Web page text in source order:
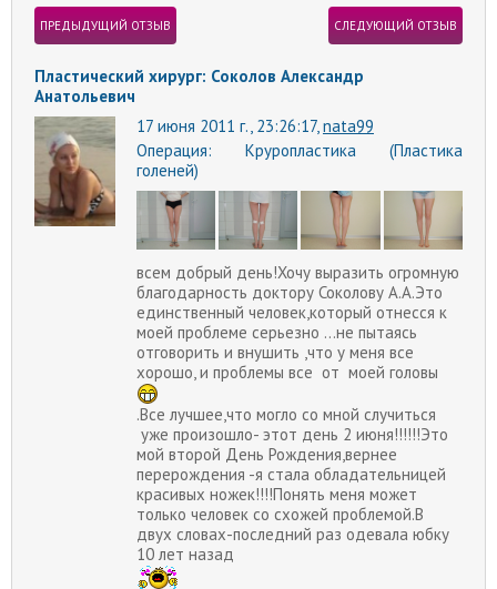
ПРЕДЫДУЩИЙ ОТЗЫВ СЛЕДУЮЩИЙ ОТЗЫВ
Пластический хирург: Соколов Александр
Анатольевич
17 июня 2011 г., 23:26:17, nata99
Операция: Круропластика (Пластика
голеней)
всем добрый день!Хочу выразить огромную
благодарность доктору Соколову А.А.Это
единственный человек,который отнесся к
моей проблеме серьезно ...не пытаясь
отговорить и внушить ,что у меня все
хорошо, и проблемы все от моей головы
.Все лучшее,что могло со мной случиться
уже произошло- этот день 2 июня!!!!!!Это
мой второй День Рождения,вернее
перерождения -я стала обладательницей
красивых ножек!!!!Понять меня может
только человек со схожей проблемой.В
двух словах-последний раз одевала юбку
10 лет назад